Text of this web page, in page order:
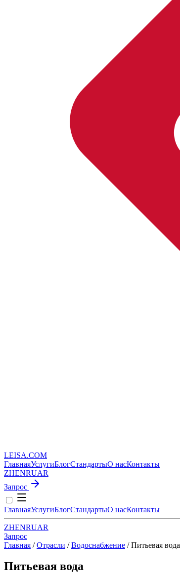
LEISA.COM
ГлавнаяУслугиБлогСтандартыО насКонтакты
ZHENRUAR
Запрос
ГлавнаяУслугиБлогСтандартыО насКонтакты
ZHENRUAR
Запрос
Главная / Отрасли / Водоснабжение / Питьевая вода
Питьевая вода